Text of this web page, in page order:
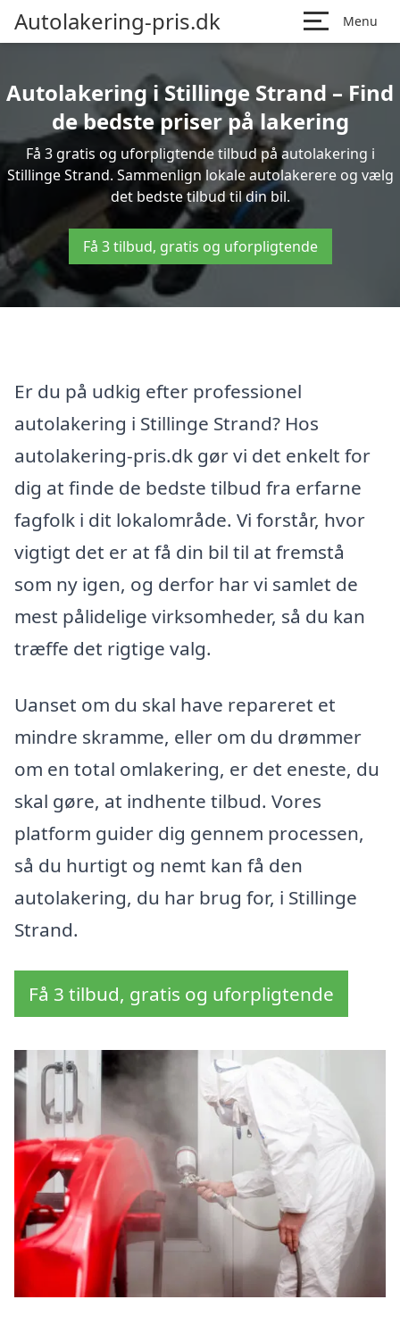
Autolakering-pris.dk Menu
Autolakering i Stillinge Strand – Find
de bedste priser på lakering
Få 3 gratis og uforpligtende tilbud på autolakering i
Stillinge Strand. Sammenlign lokale autolakerere og vælg
det bedste tilbud til din bil.
Få 3 tilbud, gratis og uforpligtende
Er du på udkig efter professionel
autolakering i Stillinge Strand? Hos
autolakering-pris.dk gør vi det enkelt for
dig at finde de bedste tilbud fra erfarne
fagfolk i dit lokalområde. Vi forstår, hvor
vigtigt det er at få din bil til at fremstå
som ny igen, og derfor har vi samlet de
mest pålidelige virksomheder, så du kan
træffe det rigtige valg.
Uanset om du skal have repareret et
mindre skramme, eller om du drømmer
om en total omlakering, er det eneste, du
skal gøre, at indhente tilbud. Vores
platform guider dig gennem processen,
så du hurtigt og nemt kan få den
autolakering, du har brug for, i Stillinge
Strand.
Få 3 tilbud, gratis og uforpligtende